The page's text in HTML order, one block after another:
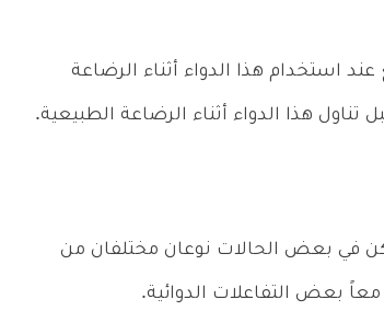
استخدام هذا الدواء أثناء الرضاعة
هذا الدواء أثناء الرضاعة الطبيعية.
في بعض الحالات نوعان مختلفان من
بعض التفاعلات الدوائية.